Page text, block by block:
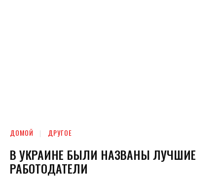
ДОМОЙ ДРУГОЕ
В УКРАИНЕ БЫЛИ НАЗВАНЫ ЛУЧШИЕ
РАБОТОДАТЕЛИ